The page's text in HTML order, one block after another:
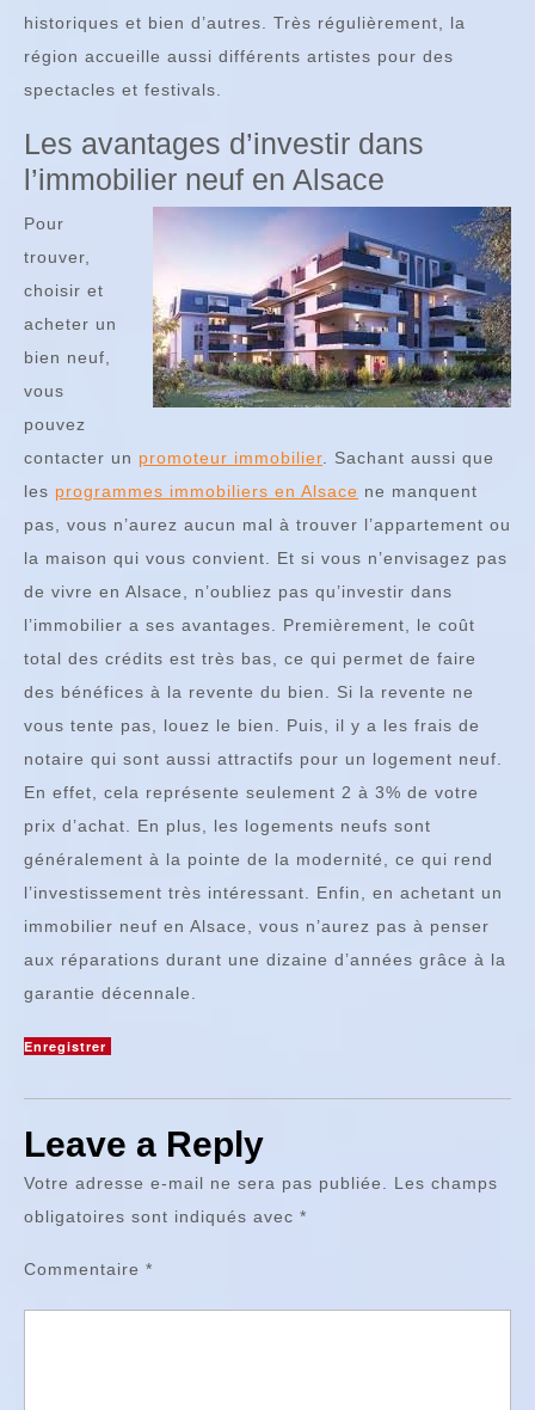
historiques et bien d’autres. Très régulièrement, la
région accueille aussi différents artistes pour des
spectacles et festivals.
Les avantages d’investir dans
l’immobilier neuf en Alsace
Pour
trouver,
choisir et
acheter un
bien neuf,
vous
pouvez
contacter un promoteur immobilier . Sachant aussi que
les programmes immobiliers en Alsace ne manquent
pas, vous n’aurez aucun mal à trouver l’appartement ou
la maison qui vous convient. Et si vous n’envisagez pas
de vivre en Alsace, n’oubliez pas qu’investir dans
l’immobilier a ses avantages. Premièrement, le coût
total des crédits est très bas, ce qui permet de faire
des bénéfices à la revente du bien. Si la revente ne
vous tente pas, louez le bien. Puis, il y a les frais de
notaire qui sont aussi attractifs pour un logement neuf.
En effet, cela représente seulement 2 à 3% de votre
prix d’achat. En plus, les logements neufs sont
généralement à la pointe de la modernité, ce qui rend
l’investissement très intéressant. Enfin, en achetant un
immobilier neuf en Alsace, vous n’aurez pas à penser
aux réparations durant une dizaine d’années grâce à la
garantie décennale.
Enregistrer
Leave a Reply
Votre adresse e-mail ne sera pas publiée.
Les champs
obligatoires sont indiqués avec *
Commentaire *